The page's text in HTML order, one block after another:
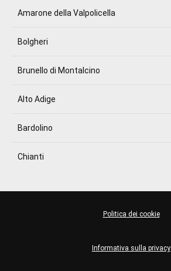
Amarone della Valpolicella
Bolgheri
Brunello di Montalcino
Alto Adige
Bardolino
Chianti
Informativa sulla privacy
Politica dei cookie